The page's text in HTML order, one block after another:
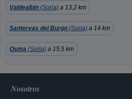
Valdealbin (Soria) a 13,2 km
Santervas del Burgo (Soria) a 14 km
Osma (Soria) a 15,5 km
Nosotros